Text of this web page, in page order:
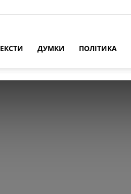
ДУМКИ ПОЛІТИКА